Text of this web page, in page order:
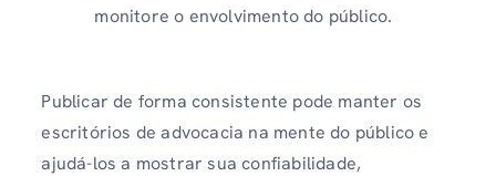
monitore o envolvimento do público.
Publicar de forma consistente pode manter os
escritórios de advocacia na mente do público e
ajudá-los a mostrar sua confiabilidade,